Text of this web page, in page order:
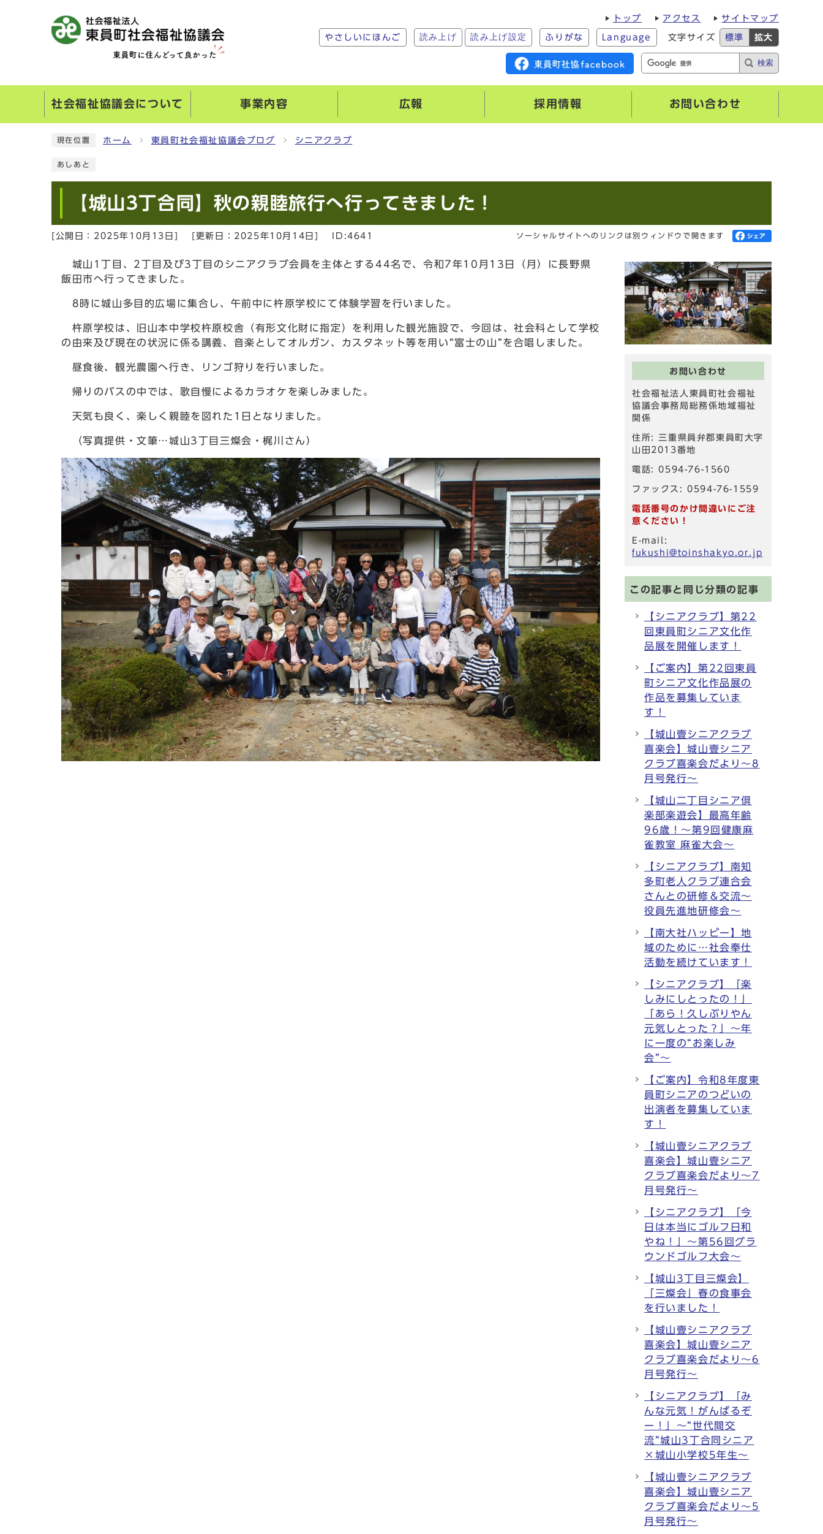
トップ アクセス サイトマップ
やさしいにほんご 読み上げ 読み上げ設定 ふりがな Language 文字サイズ 標準 拡大
検索
社会福祉協議会について 事業内容 広報 採用情報 お問い合わせ
現在位置 ホーム 東員町社会福祉協議会ブログ シニアクラブ
あしあと
【城山3丁合同】秋の親睦旅行へ行ってきました！
[公開日： 2025年10月13日 [更新日： 2025年10月14日 ID:4641 ソーシャルサイトへのリンクは別ウィンドウで開きます
城山1丁目、2丁目及び3丁目のシニアクラブ会員を主体とする44名で、令和7年10月13日（月）に長野県
飯田市へ行ってきました。
8時に城山多目的広場に集合し、午前中に杵原学校にて体験学習を行いました。
杵原学校は、旧山本中学校杵原校舎（有形文化財に指定）を利用した観光施設で、今回は、社会科として学校
の由来及び現在の状況に係る講義、音楽としてオルガン、カスタネット等を用い“富士の山”を合唱しました。
昼食後、観光農園へ行き、リンゴ狩りを行いました。
帰りのバスの中では、歌自慢によるカラオケを楽しみました。
天気も良く、楽しく親睦を図れた1日となりました。
（写真提供・文筆…城山3丁目三燦会・梶川さん）
お問い合わせ
社会福祉法人東員町社会福祉
協議会事務局総務係地域福祉
関係
住所: 三重県員弁郡東員町大字
山田2013番地
電話: 0594-76-1560
ファックス: 0594-76-1559
電話番号のかけ間違いにご注
意ください！
E-mail:
fukushi@toinshakyo.or.jp
この記事と同じ分類の記事
【シニアクラブ】第22
回東員町シニア文化作
品展を開催します！
【ご案内】第22回東員
町シニア文化作品展の
作品を募集していま
す！
【城山壹シニアクラブ
喜楽会】城山壹シニア
クラブ喜楽会だより～8
月号発行～
【城山二丁目シニア倶
楽部楽遊会】最高年齢
96歳！～第9回健康麻
雀教室 麻雀大会～
【シニアクラブ】南知
多町老人クラブ連合会
さんとの研修＆交流～
役員先進地研修会～
【南大社ハッピー】地
域のために…社会奉仕
活動を続けています！
【シニアクラブ】「楽
しみにしとったの！」
「あら！久しぶりやん
元気しとった？」～年
に一度の“お楽しみ
会”～
【ご案内】令和8年度東
員町シニアのつどいの
出演者を募集していま
す！
【城山壹シニアクラブ
喜楽会】城山壹シニア
クラブ喜楽会だより～7
月号発行～
【シニアクラブ】「今
日は本当にゴルフ日和
やね！」～第56回グラ
ウンドゴルフ大会～
【城山3丁目三燦会】
「三燦会」春の食事会
を行いました！
【城山壹シニアクラブ
喜楽会】城山壹シニア
クラブ喜楽会だより～6
月号発行～
【シニアクラブ】「み
んな元気！がんばるぞ
ー！」～“世代間交
流”城山3丁合同シニア
×城山小学校5年生～
【城山壹シニアクラブ
喜楽会】城山壹シニア
クラブ喜楽会だより～5
月号発行～